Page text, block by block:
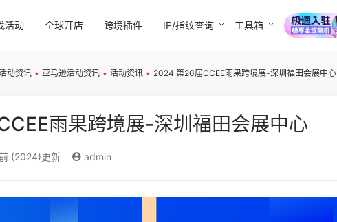
活动 全球开店 跨境插件 IP/指纹查询 工具箱
动资讯 • 亚马逊活动资讯 • 活动资讯 • 2024 第20届CCEE雨果跨境展-深圳福田会展中心
雨果跨境展-深圳福田会展中心
(2024)更新 admin